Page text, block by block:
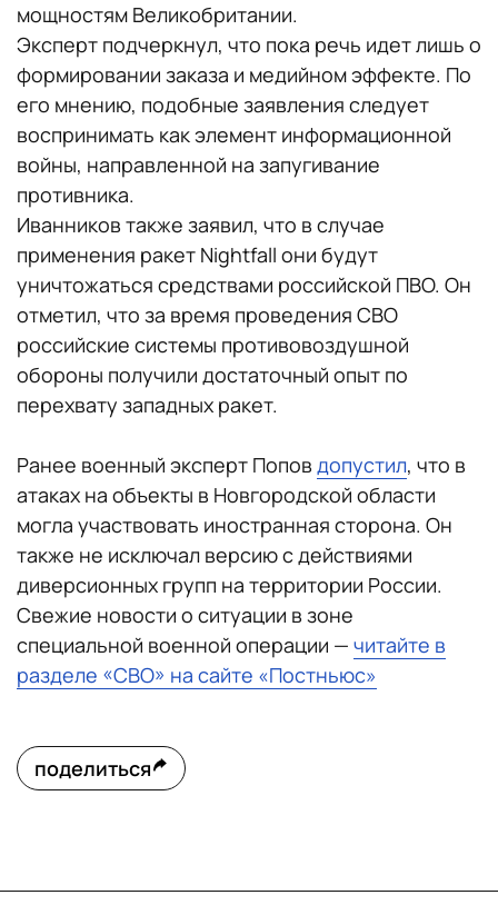
мощностям Великобритании.
Эксперт подчеркнул, что пока речь идет лишь о
формировании заказа и медийном эффекте. По
его мнению, подобные заявления следует
воспринимать как элемент информационной
войны, направленной на запугивание
противника.
Иванников также заявил, что в случае
применения ракет Nightfall они будут
уничтожаться средствами российской ПВО. Он
отметил, что за время проведения СВО
российские системы противовоздушной
обороны получили достаточный опыт по
перехвату западных ракет.
Ранее военный эксперт Попов допустил, что в
атаках на объекты в Новгородской области
могла участвовать иностранная сторона. Он
также не исключал версию с действиями
диверсионных групп на территории России.
Свежие новости о ситуации в зоне
специальной военной операции — читайте в
разделе «СВО» на сайте «Постньюс»
поделиться